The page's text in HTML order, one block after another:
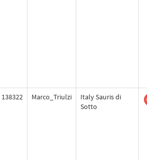
138322 Marco_Triulzi
Italy Sauris di
Sotto